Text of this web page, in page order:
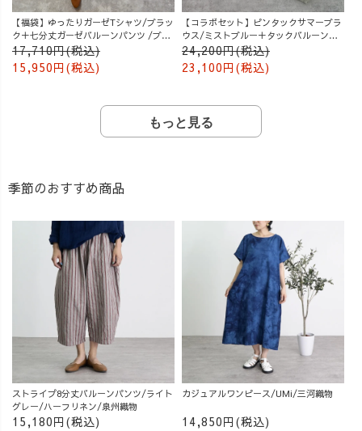
【福袋】ゆったりガーゼTシャツ/ブラッ
ク＋七分丈ガーゼバルーンパンツ /ブル
ー
17,710円(税込)
15,950円(税込)
【コラボセット】ピンタックサマーブラ
ウス/ミストブルー＋タックバルーンパ
ンツ/グレージュ
24,200円(税込)
23,100円(税込)
もっと見る
季節のおすすめ商品
ストライプ8分丈バルーンパンツ/ライト
グレー/ハーフリネン/泉州織物
15,180円(税込)
カジュアルワンピース/UMi/三河織物
14,850円(税込)